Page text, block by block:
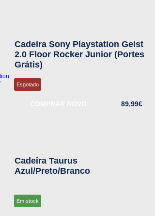
Cadeira Sony Playstation Geist
2.0 Floor Rocker Junior (Portes
Grátis)
Esgotado
89,99€
Cadeira Taurus
Azul/Preto/Branco
Em stock